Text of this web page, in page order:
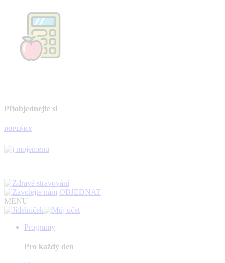
Přiobjednejte si
DOPLŇKY
OBJEDNAT
MENU
Programy
Pro každý den